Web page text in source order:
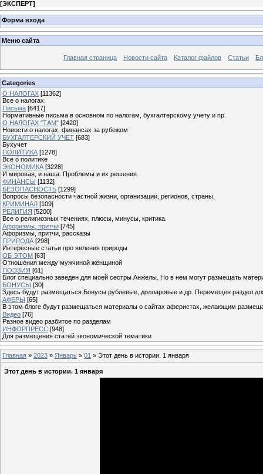
[ЭКСПЕРТ]
Форма входа
Меню сайта
Главная страница Новости сайта Каталог файлов Статьи
Categories
О НАЛОГАХ [11362]
Все о налогах.
Письма [6417]
Нормативные письма в основном по налогам, бухгалтерскому учету и пр.
О НАЛОГАХ "ТАМ" [2420]
Новости о налогах, финансах за рубежом
БУХГАЛТЕРСКИЙ УЧЕТ [683]
Бухучет
ПОЛИТИКА [1278]
Все о политике
ЭКОНОМИКА [3228]
И мировая, и наша. Проблемы и их решения.
ФИНАНСЫ [1132]
БЕЗОПАСНОСТЬ [1299]
Вопросы безопасности частной жизни, организации, регионов, страны.
КРИМИНАЛ [109]
РЕЛИГИЯ [5200]
Все о религиозных течениях, плюсы, минусы, критика.
Афоризмы, притчи [745]
Афоризмы, притчи, рассказы
ПРИРОДА [298]
Интересные статьи про явления природы
ОБ ЭТОМ [63]
Отношения между мужчиной женщиной
ПОЭЗИЯ [61]
Блог специально заведен для моей сестры Анжелы. Но в нем могут размещать
БОНУСЫ [30]
Здесь будут размещаться Бонусы рублевые, долларовые и др. Перемещен раздел
АФЕРЫ [65]
В этом блоге будут размещаться материалы о сайтах аферистах, желающим
Видео [76]
Разное видео разбитое по разделам
ИНФОРПРЕСС [948]
Для размещения статей экономической тематики
Главная » 2023 » Январь » 01 » Этот день в истории. 1 января
Этот день в истории. 1 января